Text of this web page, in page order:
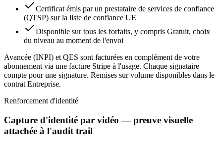
Certificat émis par un prestataire de services de confiance
(QTSP) sur la liste de confiance UE
Disponible sur tous les forfaits, y compris Gratuit, choix
du niveau au moment de l'envoi
Avancée (INPI) et QES sont facturées en complément de votre
abonnement via une facture Stripe à l'usage. Chaque signataire
compte pour une signature. Remises sur volume disponibles dans le
contrat Entreprise.
Renforcement d'identité
Capture d'identité par vidéo — preuve visuelle
attachée à l'audit trail